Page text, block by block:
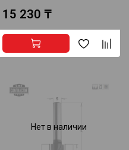
15 230 ₸
Нет в наличии